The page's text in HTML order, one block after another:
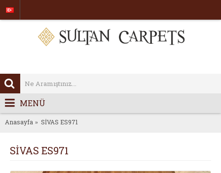
MENÜ
Anasayfa SİVAS ES971
SİVAS ES971